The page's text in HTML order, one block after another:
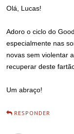
Olá, Lucas!
Adoro o ciclo do
especialmente nas
novas sem violentar
recuperar deste
Um abraço!
RESPONDER